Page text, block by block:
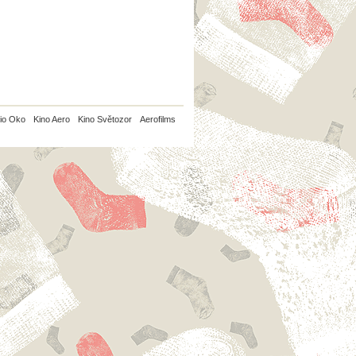
Oko Kino Aero Kino Světozor Aerofilms